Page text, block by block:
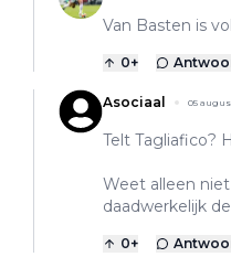
Van Basten is
0+
Asociaal 05
Telt Tagliafico?
Weet alleen
daadwerkelijk
0+